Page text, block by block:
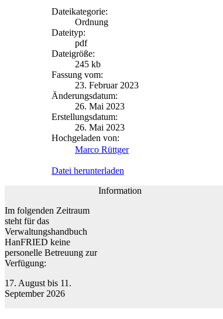
Dateikategorie:
Ordnung
Dateityp:
pdf
Dateigröße:
245 kb
Fassung vom:
23. Februar 2023
Änderungsdatum:
26. Mai 2023
Erstellungsdatum:
26. Mai 2023
Hochgeladen von:
Marco Rüttger
Datei herunterladen
Information
Im folgenden Zeitraum
steht für das
Verwaltungshandbuch
HanFRIED keine
personelle Betreuung zur
Verfügung:
17. August bis 11.
September 2026